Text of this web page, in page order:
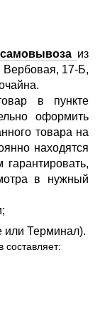
самовывоза из
Вербовая, 17-Б,
в пункте
оформить
товара на
находятся
в нужный
или Терминал).
составляет: